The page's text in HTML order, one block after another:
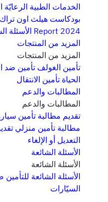
الخدمات الطبية
بودكاست هيلث اون تراك
Report 2024 الأسئلة
المزيد من المنتجات
المزيد من المنتجات
تأمين الغولف تأمين ضد
الحياة تأمين الانتقال
المطالبات والدعم
المطالبات والدعم
تقديم مطالبة تأمين
مطالبة تأمين منزلي
التعديل أو الإلغاء
الأسئلة الشائعة
الأسئلة الشائعة
الأسئلة الشائعة
السيّارات